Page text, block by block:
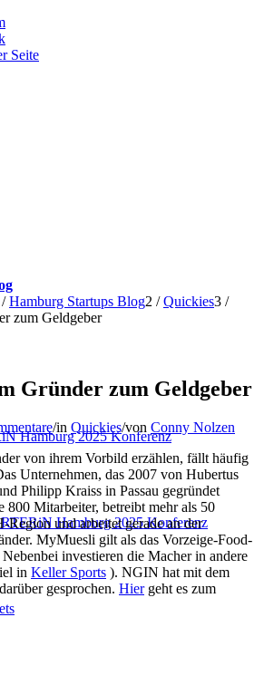
Seite
Hamburg 2025 Konferenz
Hamburg 2025 Konferenz
/ Hamburg Startups Blog2 / Quickies3 /
zum Geldgeber
Gründer zum Geldgeber
/in Quickies/von Conny Nolzen
von ihrem Vorbild erzählen, fällt häufig
Unternehmen, das 2007 von Hubertus
Philipp Kraiss in Passau gegründet
800 Mitarbeiter, betreibt mehr als 50
und arbeitet gerade an der
MyMuesli gilt als das Vorzeige-Food-
investieren die Macher in andere
in Keller Sports ). NGIN hat mit dem
gesprochen. Hiergeht es zum